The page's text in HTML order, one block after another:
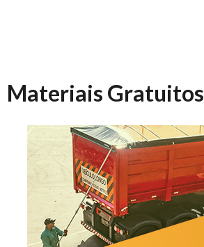
Materiais Gratuitos